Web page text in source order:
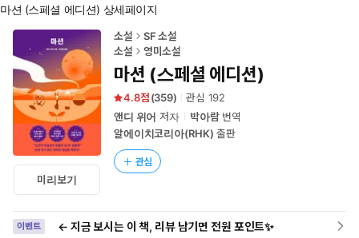
홈
로
동
마션 (스페셜 에디션) 상세페이지
미리보기
소설
SF 소설
소설
영미소설
마션 (스페셜 에디션)
4.8 (359) 관심 192
앤디 위어 저자 박아람번역
알에이치코리아(RHK) 출판
관심
이벤트 ← 지금 보시는 이 책, 리뷰 남기면 전원 포인트✨